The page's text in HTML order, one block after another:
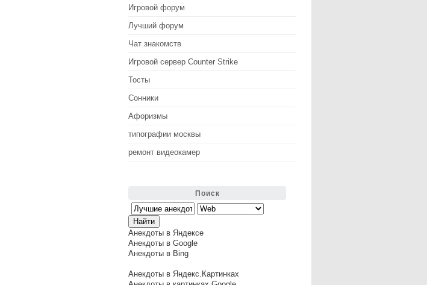
Игровой форум
Лучший форум
Чат знакомств
Игровой сервер Counter Strike
Тосты
Сонники
Афоризмы
типографии москвы
ремонт видеокамер
Поиск
Анекдоты в Яндексе
Анекдоты в Google
Анекдоты в Bing
Анекдоты в Яндекс.Картинках